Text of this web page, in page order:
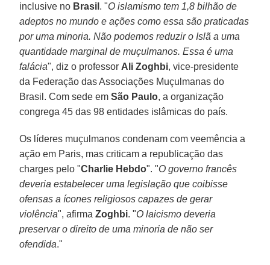
inclusive no Brasil . "O islamismo tem 1,8 bilhão de
adeptos no mundo e ações como essa são praticadas
por uma minoria. Não podemos reduzir o Islã a uma
quantidade marginal de muçulmanos. Essa é uma
falácia", diz o professor Ali Zoghbi, vice-presidente
da Federação das Associações Muçulmanas do
Brasil. Com sede emSão Paulo, a organização
congrega 45 das 98 entidades islâmicas do país.
Os líderes muçulmanos condenam com veemência a
ação em Paris, mas criticam a republicação das
charges pelo "Charlie Hebdo". "O governo francês
deveria estabelecer uma legislação que coibisse
ofensas a ícones religiosos capazes de gerar
violência", afirma Zoghbi. "O laicismo deveria
preservar o direito de uma minoria de não ser
ofendida."